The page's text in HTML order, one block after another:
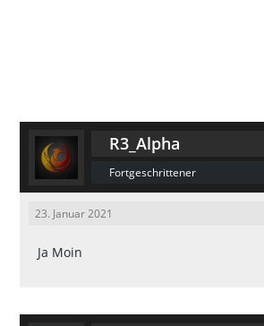
R3_Alpha
Fortgeschrittener
23. Januar 2021
Ja Moin